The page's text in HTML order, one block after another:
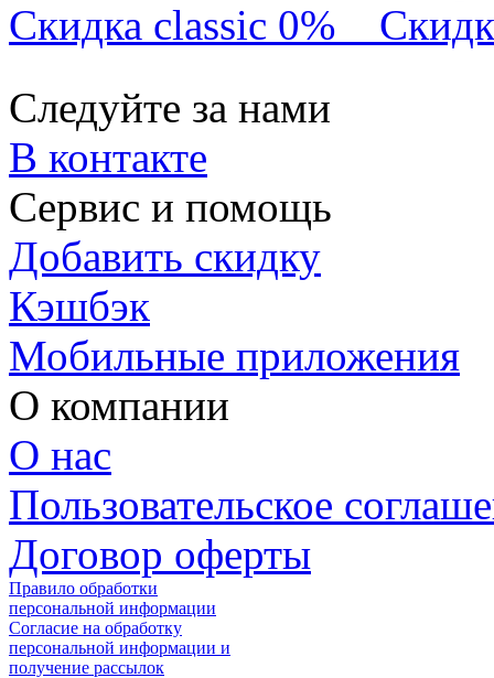
Скидка classic 0%
Следуйте за нами
В контакте
Сервис и помощь
Добавить скидку
Кэшбэк
Мобильные приложения
О компании
О нас
Пользовательское
Договор оферты
Правило обработки
персональной информации
Согласие на обработку
персональной информации и
получение рассылок